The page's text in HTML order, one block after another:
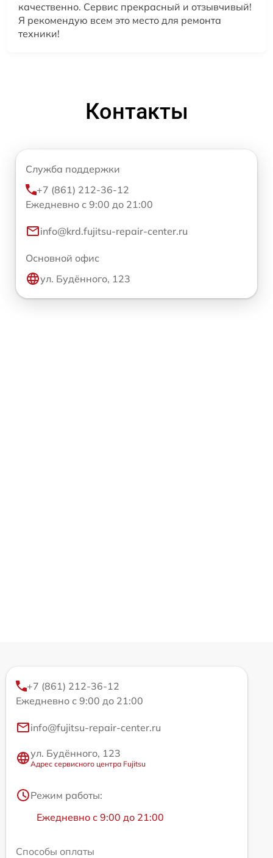
качественно. Сервис прекрасный и отзывчивый!
Я рекомендую всем это место для ремонта
техники!
Контакты
Служба поддержки
+7 (861) 212-36-12
Ежедневно с 9:00 до 21:00
info@krd.fujitsu-repair-center.ru
Основной офис
ул. Будённого, 123
+7 (861) 212-36-12
Ежедневно с 9:00 до 21:00
info@fujitsu-repair-center.ru
ул. Будённого, 123
Адрес сервисного центра Fujitsu
Режим работы:
Ежедневно с 9:00 до 21:00
Способы оплаты